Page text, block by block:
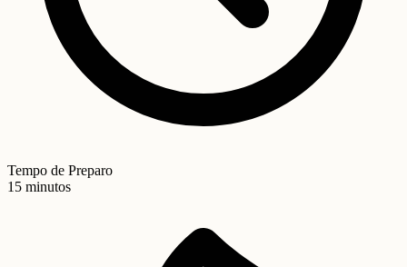
Tempo de Preparo
15 minutos